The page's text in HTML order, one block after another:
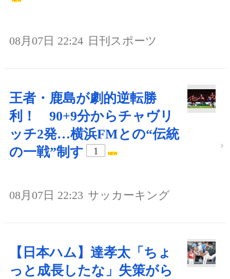
08月07日 22:24 日刊スポーツ
王者・鹿島が劇的逆転勝
利！ 90+9分からチャヴリ
ッチ2発…横浜FMとの“伝統
の一戦”制す
1
08月07日 22:23 サッカーキング
【日本ハム】達孝太「ちょ
っと成長したな」失策がら